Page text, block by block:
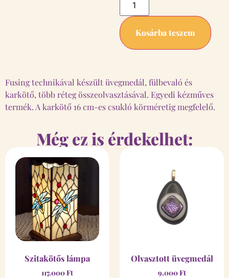
Kosárba teszem
Fusing technikával készült üvegmedál, fülbevaló és
karkötő, több réteg összeolvasztásával. Egyedi kézműves
termék. A karkötő 16 cm-es csukló körméretig megfelelő.
Még ez is érdekelhet:
Szitakötős lámpa
117.000Ft
Olvasztott üvegmedál
9.000Ft